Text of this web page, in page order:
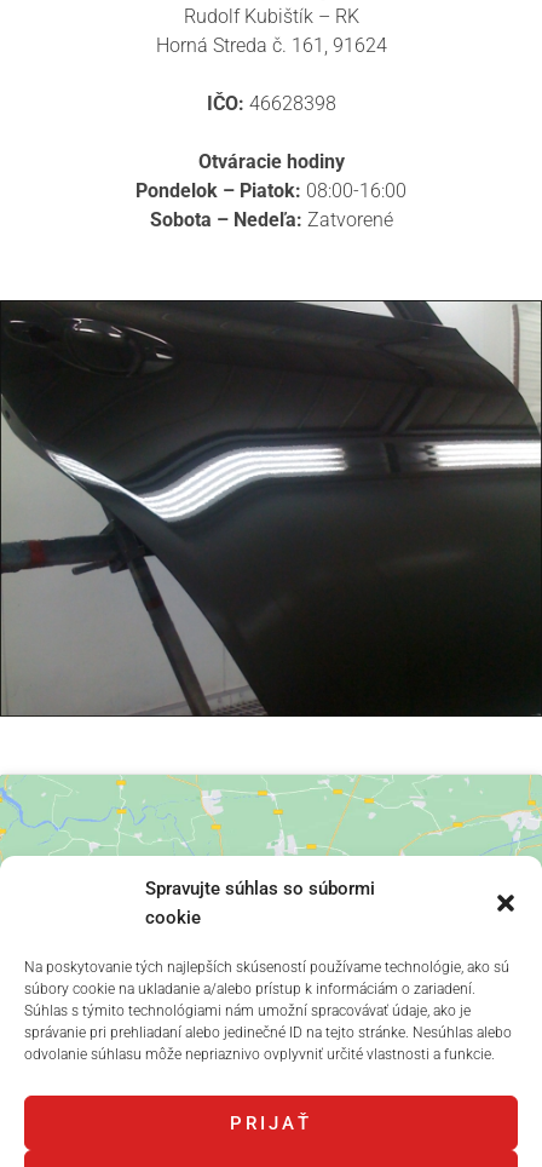
Spravujte súhlas so súbormi
cookie
Na poskytovanie tých najlepších skúseností používame technológie, ako sú
súbory cookie na ukladanie a/alebo prístup k informáciám o zariadení.
Súhlas s týmito technológiami nám umožní spracovávať údaje, ako je
správanie pri prehliadaní alebo jedinečné ID na tejto stránke. Nesúhlas alebo
odvolanie súhlasu môže nepriaznivo ovplyvniť určité vlastnosti a funkcie.
PRIJAŤ
Rudolf Kubištík – RK
Horná Streda č. 161, 91624
IČO: 46628398
Otváracie hodiny
Pondelok – Piatok: 08:00-16:00
Sobota – Nedeľa: Zatvorené
cookie marketing a povolíte
tento obsah